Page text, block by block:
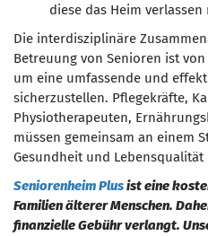
diese das Heim verlassen
Die interdisziplinäre
Betreuung von Senioren ist
um eine umfassende und
sicherzustellen. Pflegekräfte,
Physiotherapeuten,
müssen gemeinsam an einem
Gesundheit und
Seniorenheim Plusist eine
Familien älterer Menschen.
finanzielle Gebühr verlangt.